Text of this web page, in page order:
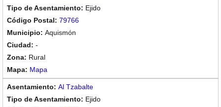
Ejido
79766
Aquismón
-
Rural
Mapa
Al Tzabalte
Ejido